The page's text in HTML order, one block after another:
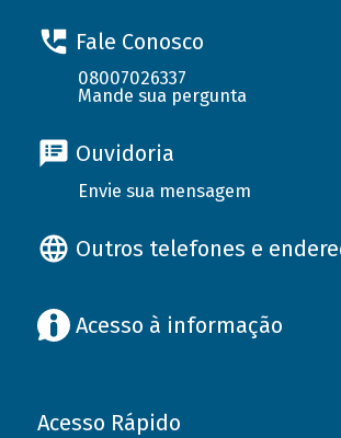
Fale Conosco
08007026337
Mande sua pergunta
Ouvidoria
Envie sua mensagem
Outros telefones e
Acesso à informação
Acesso Rápido